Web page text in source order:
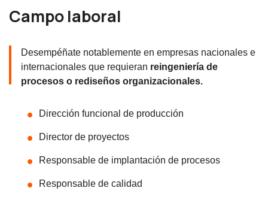
Campo laboral
Desempéñate notablemente en empresas nacionales e
internacionales que requieran reingeniería de
procesos o rediseños organizacionales.
Dirección funcional de producción
Director de proyectos
Responsable de implantación de procesos
Responsable de calidad